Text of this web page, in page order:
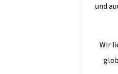
und
Wir